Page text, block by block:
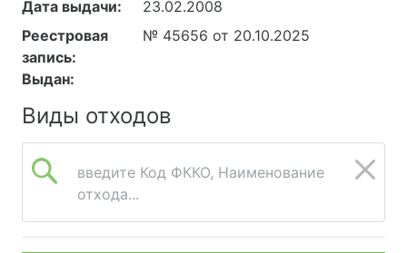
Дата выдачи:
23.02.2008
Реестровая
запись:
№ 45656 от 20.10.2025
Выдан:
Виды отходов
введите Код ФККО, Наименование
отхода...